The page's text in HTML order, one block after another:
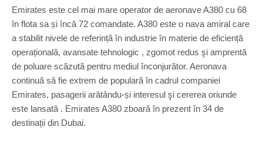
Emirates este cel mai mare operator de aeronave A380 cu 68
în flota sa și încă 72 comandate. A380 este o nava amiral care
a stabilit nivele de referință în industrie în materie de eficiență
operațională, avansate tehnologic , zgomot redus şi amprentă
de poluare scăzută pentru mediul înconjurător. Aeronava
continuă să fie extrem de populară în cadrul companiei
Emirates, pasagerii arătându-și interesul şi cererea oriunde
este lansată . Emirates A380 zboară în prezent în 34 de
destinații din Dubai.